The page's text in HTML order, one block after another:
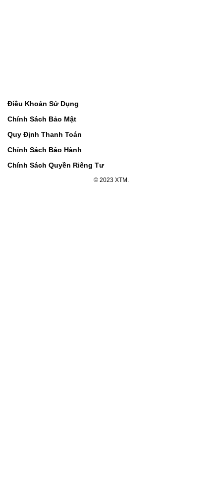
Điều Khoản Sử Dụng
Chính Sách Bảo Mật
Quy Định Thanh Toán
Chính Sách Bảo Hành
Chính Sách Quyền Riêng Tư
© 2023 XTM.